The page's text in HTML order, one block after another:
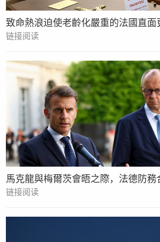
致命熱浪迫使老齡化嚴重的法國直面
链接阅读
馬克龍與梅爾茨會晤之際，法德防務
链接阅读